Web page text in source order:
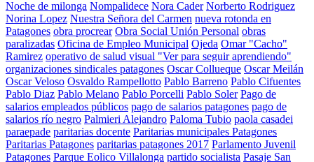
Noche de milonga Nompalidece Nora Cader Norberto Rodriguez
Norina Lopez Nuestra Señora del Carmen nueva rotonda en
Patagones obra procrear Obra Social Unión Personal obras
paralizadas Oficina de Empleo Municipal Ojeda Omar "Cacho"
Ramirez operativo de salud visual "Ver para seguir aprendiendo"
organizaciones sindicales patagones Oscar Collueque Oscar Meilán
Oscar Veloso Osvaldo Rampellotto Pablo Barreno Pablo Cifuentes
Pablo Diaz Pablo Melano Pablo Porcelli Pablo Soler Pago de
salarios empleados públicos pago de salarios patagones pago de
salarios río negro Palmieri Alejandro Paloma Tubio paola casadei
paraepade paritarias docente Paritarias municipales Patagones
Paritarias Patagones paritarias patagones 2017 Parlamento Juvenil
Patagones Parque Eolico Villalonga partido socialista Pasaje San